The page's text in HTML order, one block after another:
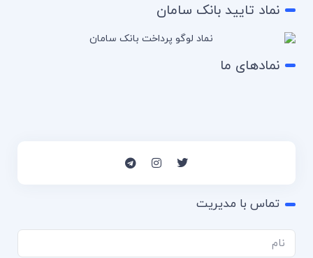
نماد تایید بانک سامان
نمادهای ما
تماس با مدیریت